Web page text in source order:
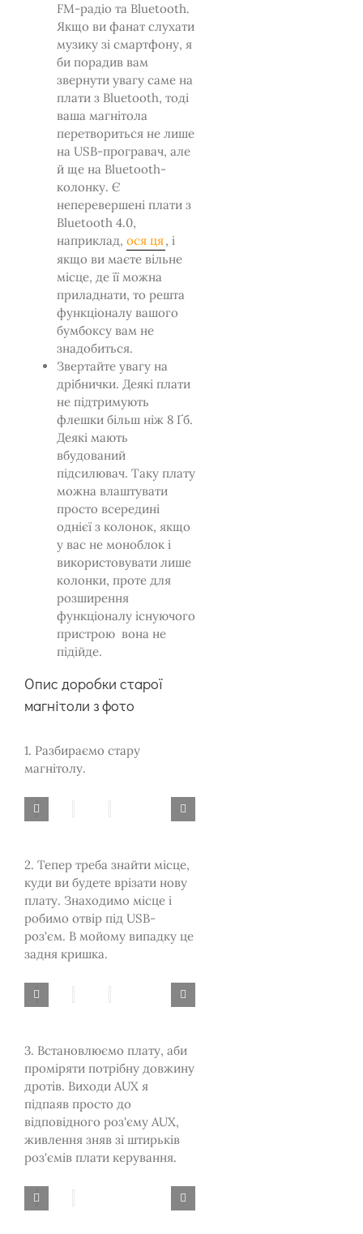
FM-радіо та Bluetooth.
Якщо ви фанат слухати
музику зі смартфону, я
би порадив вам
звернути увагу саме на
плати з Bluetooth, тоді
ваша магнітола
перетвориться не лише
на USB-програвач, але
й ще на Bluetooth-
колонку. Є
неперевершені плати з
Bluetooth 4.0,
наприклад, ося ця, і
якщо ви маєте вільне
місце, де її можна
приладнати, то решта
функціоналу вашого
бумбоксу вам не
знадобиться.
Звертайте увагу на
дрібнички. Деякі плати
не підтримують
флешки більш ніж 8 Ґб.
Деякі мають
вбудований
підсилювач. Таку плату
можна влаштувати
просто всередині
однієї з колонок, якщо
у вас не моноблок і
використовувати лише
колонки, проте для
розширення
функціоналу існуючого
пристрою вона не
підійде.
Опис доробки старої
магнітоли з фото
1. Разбираємо стару
магнітолу.
2. Тепер треба знайти місце,
куди ви будете врізати нову
плату. Знаходимо місце і
робимо отвір під USB-
роз'єм. В мойому випадку це
задня кришка.
3. Встановлюємо плату, аби
проміряти потрібну довжину
дротів. Виходи AUX я
підпаяв просто до
відповідного роз'єму AUX,
живлення зняв зі штирьків
роз'ємів плати керування.